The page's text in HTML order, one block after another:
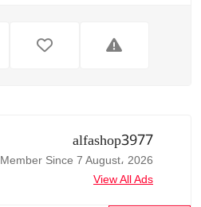
alfashop3977
Member Since 7 August، 2026
View All Ads